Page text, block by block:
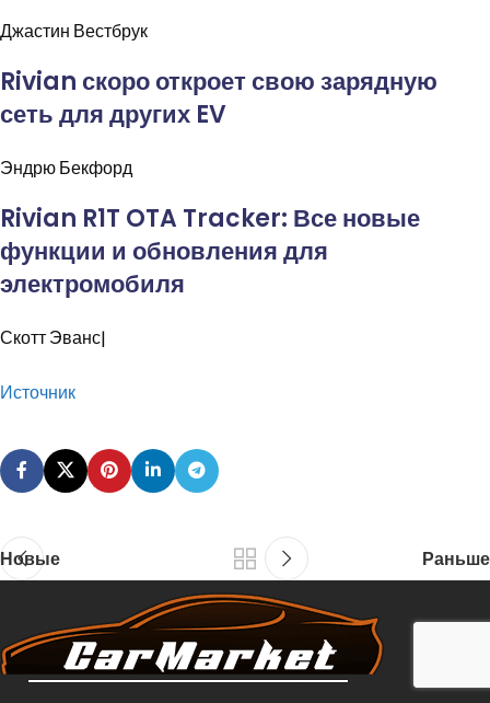
Джастин Вестбрук
Rivian скоро откроет свою зарядную
сеть для других EV
Эндрю Бекфорд
Rivian R1T OTA Tracker: Все новые
функции и обновления для
электромобиля
Скотт Эванс|
Источник
Новые Раньше